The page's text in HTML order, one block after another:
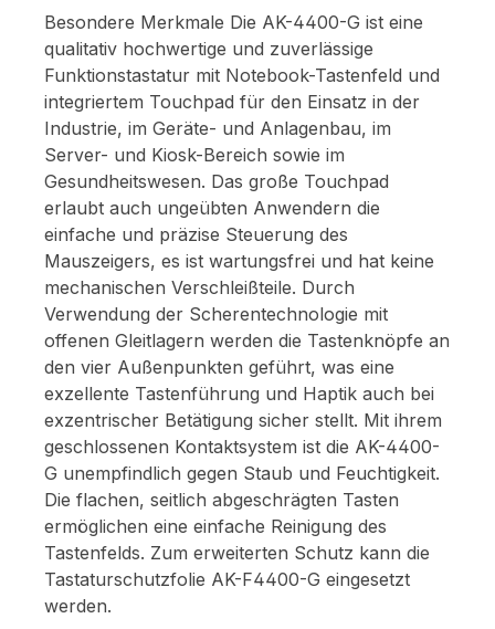
Besondere Merkmale Die AK-4400-G ist eine
qualitativ hochwertige und zuverlässige
Funktionstastatur mit Notebook-Tastenfeld und
integriertem Touchpad für den Einsatz in der
Industrie, im Geräte- und Anlagenbau, im
Server- und Kiosk-Bereich sowie im
Gesundheitswesen. Das große Touchpad
erlaubt auch ungeübten Anwendern die
einfache und präzise Steuerung des
Mauszeigers, es ist wartungsfrei und hat keine
mechanischen Verschleißteile. Durch
Verwendung der Scherentechnologie mit
offenen Gleitlagern werden die Tastenknöpfe an
den vier Außenpunkten geführt, was eine
exzellente Tastenführung und Haptik auch bei
exzentrischer Betätigung sicher stellt. Mit ihrem
geschlossenen Kontaktsystem ist die AK-4400-
G unempfindlich gegen Staub und Feuchtigkeit.
Die flachen, seitlich abgeschrägten Tasten
ermöglichen eine einfache Reinigung des
Tastenfelds. Zum erweiterten Schutz kann die
Tastaturschutzfolie AK-F4400-G eingesetzt
werden.